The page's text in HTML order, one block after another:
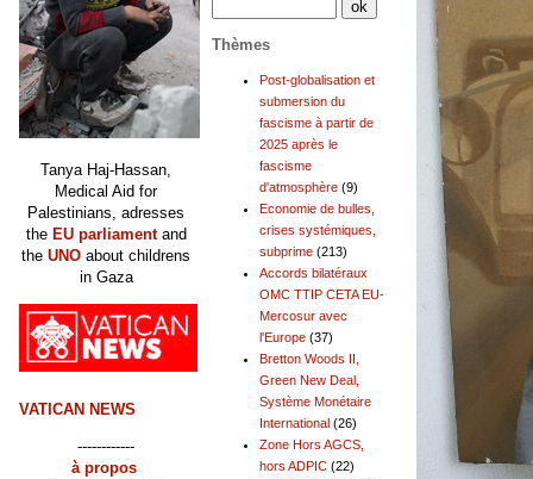
Thèmes
Post-globalisation et
submersion du
fascisme à partir de
2025 après le
fascisme
d'atmosphère (9)
Economie de bulles,
crises systémiques,
subprime (213)
Accords bilatéraux
OMC TTIP CETA EU-
Mercosur avec
l'Europe (37)
Bretton Woods II,
Green New Deal,
Système Monétaire
International (26)
Zone Hors AGCS,
hors ADPIC (22)
Tanya Haj-Hassan,
Medical Aid for
Palestinians, adresses
the EU parliamentand
the UNO about childrens
in Gaza
VATICAN NEWS
------------
à propos